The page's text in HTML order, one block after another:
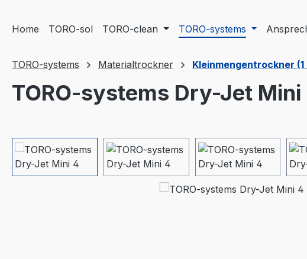
Home TORO-sol TORO-clean TORO-systems
TORO-systems Materialtrockner Kleinmengentrockner (1
TORO-systems Dry-Jet Mini
Bildergalerie überspringen